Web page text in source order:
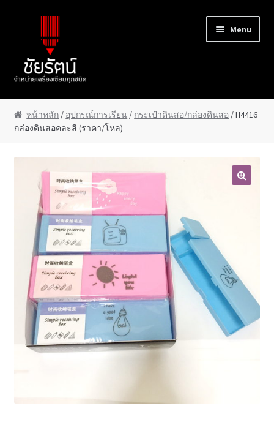
Menu
หน้าแรก
About Us
Checkout
Contact Us
My Account
News
หน้าหลัก / อุปกรณ์การเรียน / กระเป๋าดินสอ/กล่องดินสอ / H4416
กล่องดินสอคละสี (ราคา/โหล)